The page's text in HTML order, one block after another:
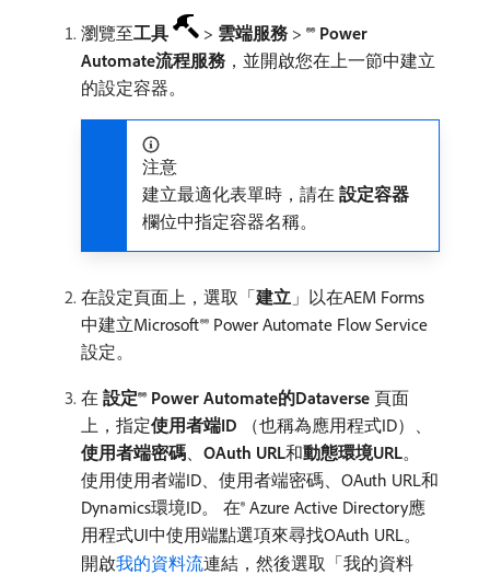
瀏覽至​工具 > 雲端服務 > ®® Power
Automate流程服務 ，並開啟您在上一節中建立
的設定容器。
注意
建立最適化表單時，請在​ 設定容器
欄位中指定容器名稱。
在設定頁面上，選取「建立 」以在AEM Forms
中建立Microsoft®® Power Automate Flow Service
設定。
在​ 設定®® Power Automate的Dataverse ​頁面
上，指定​使用者端ID （也稱為應用程式ID）、
使用者端密碼
OAuth URL​和​動態環境URL。
使用使用者端ID、使用者端密碼、OAuth URL和
Dynamics環境ID。 在® Azure Active Directory應
用程式UI中使用端點選項來尋找OAuth URL。
開啟我的資料流連結，然後選取「我的資料